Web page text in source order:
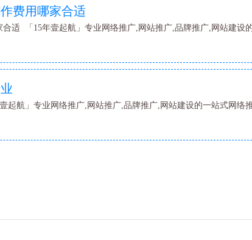
费用哪家合适
适 「15年壹起航」专业网络推广,网站推广,品牌推广,网站建
起航」专业网络推广,网站推广,品牌推广,网站建设的一站式网